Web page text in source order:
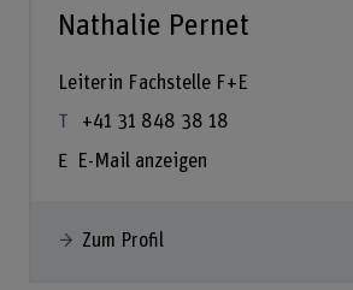
Nathalie Pernet
Leiterin Fachstelle F+E
+41 31 848 38 18
E-Mail anzeigen
Zum Profil